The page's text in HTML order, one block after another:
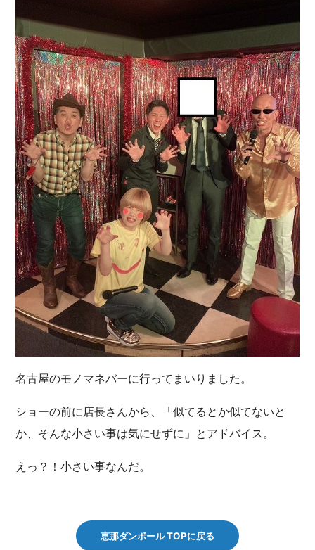
名古屋のモノマネバーに行ってまいりました。
ショーの前に店長さんから、「似てるとか似てないと
か、そんな小さい事は気にせずに」とアドバイス。
えっ？！小さい事なんだ。
恵那ダンボール TOPに戻る